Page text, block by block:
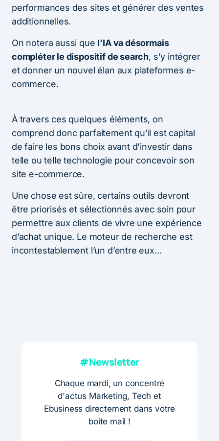
performances des sites et générer des ventes
additionnelles.
On notera aussi que l’IA va désormais
compléter le dispositif de search, s’y intégrer
et donner un nouvel élan aux plateformes e-
commerce.
À travers ces quelques éléments, on
comprend donc parfaitement qu’il est capital
de faire les bons choix avant d’investir dans
telle ou telle technologie pour concevoir son
site e-commerce.
Une chose est sûre, certains outils devront
être priorisés et sélectionnés avec soin pour
permettre aux clients de vivre une expérience
d’achat unique. Le moteur de recherche est
incontestablement l’un d’entre eux…
#Newsletter
Chaque mardi, un concentré
d'actus Marketing, Tech et
Ebusiness directement dans votre
boite mail !